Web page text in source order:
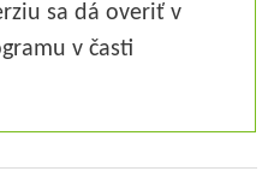
sa dá overiť v
v časti